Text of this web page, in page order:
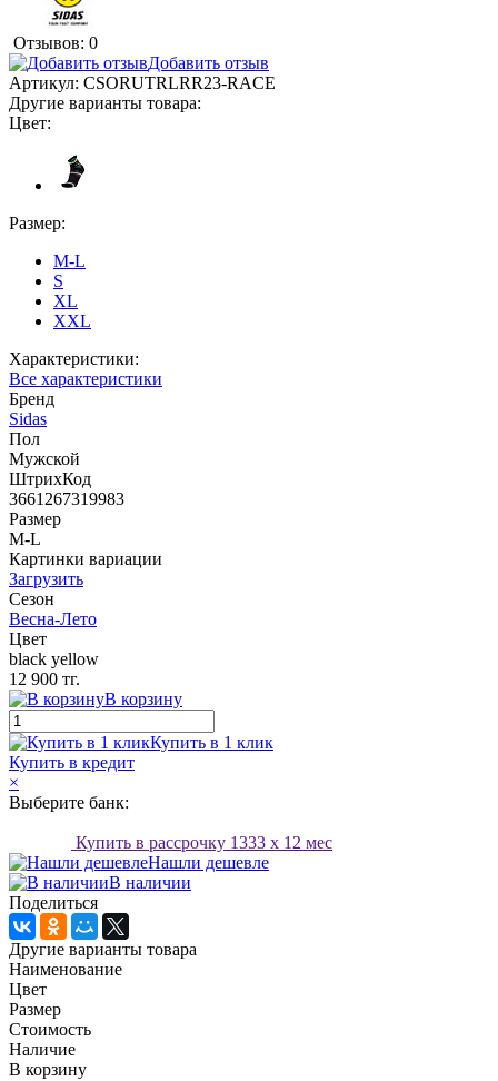
Отзывов: 0
Добавить отзыв
Артикул: CSORUTRLRR23-RACE
Другие варианты товара:
Цвет:
Размер:
M-L
S
XL
XXL
Характеристики:
Все характеристики
Бренд
Sidas
Пол
Мужской
ШтрихКод
3661267319983
Размер
M-L
Картинки вариации
Загрузить
Сезон
Весна-Лето
Цвет
black yellow
12 900 тг.
В корзину
Купить в 1 клик
Купить в кредит
×
Выберите банк:
Купить в рассрочку 1333 x 12 мес
Нашли дешевле
В наличии
Поделиться
Другие варианты товара
Наименование
Цвет
Размер
Стоимость
Наличие
В корзину